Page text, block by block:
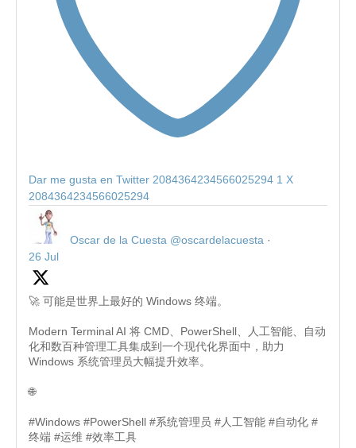
Dar me gusta en Twitter 2084364234566025294 1 X
2084364234566025294
Oscar de la Cuesta @oscardelacuesta ·
26 Jul
🚀 可能是世界上最好的 Windows 终端。
Modern Terminal AI 将 CMD、PowerShell、人工智能、自动
化和数百种管理工具集成到一个现代化界面中，助力
Windows 系统管理员大幅提升效率。
🌐
#Windows #PowerShell #系统管理员 #人工智能 #自动化 #
终端 #运维 #效率工具